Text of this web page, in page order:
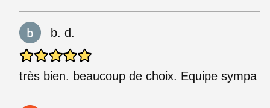
b. d.
très bien. beaucoup de choix. Equipe sympa